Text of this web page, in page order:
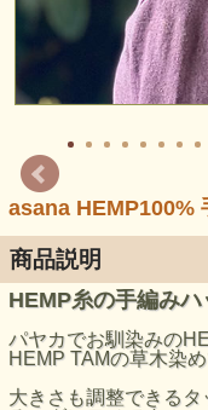
asana HEMP100%
商品説明
HEMP糸の手編み
パヤカでお馴染みの
HEMP TAMの草木染め
大きさも調整できる